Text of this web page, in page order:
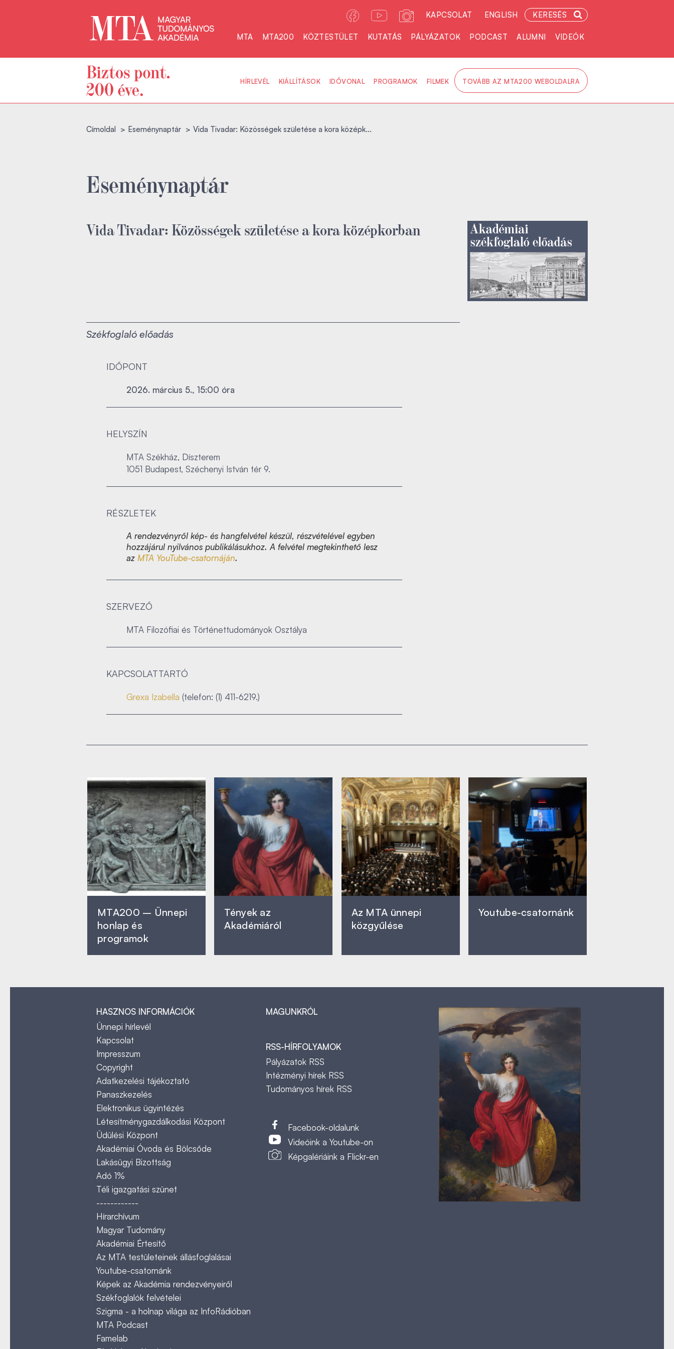
KAPCSOLAT ENGLISH KERESÉS
MTA MTA200 KÖZTESTÜLET KUTATÁS PÁLYÁZATOK PODCAST ALUMNI VIDEÓK
HÍRLEVÉL KIÁLLÍTÁSOK IDŐVONAL PROGRAMOK FILMEK TOVÁBB AZ MTA200 WEBOLDALRA
Címoldal Eseménynaptár Vida Tivadar: Közösségek születése a kora középk...
Eseménynaptár
Vida Tivadar: Közösségek születése a kora középkorban
Székfoglaló előadás
IDŐPONT
2026. március 5., 15:00 óra
HELYSZÍN
MTA Székház, Díszterem
1051 Budapest, Széchenyi István tér 9.
RÉSZLETEK
A rendezvényről kép- és hangfelvétel készül, részvételével egyben
hozzájárul nyilvános publikálásukhoz. A felvétel megtekinthető lesz
az MTA YouTube-csatornáján.
SZERVEZŐ
MTA Filozófiai és Történettudományok Osztálya
KAPCSOLATTARTÓ
Grexa Izabella (telefon: (1) 411-6219.)
MTA200 – Ünnepi
honlap és
programok
Tények az
Akadémiáról
Az MTA ünnepi
közgyűlése
Youtube-csatornánk
HASZNOS INFORMÁCIÓK
Ünnepi hírlevél
Kapcsolat
Impresszum
Copyright
Adatkezelési tájékoztató
Panaszkezelés
Elektronikus ügyintézés
Létesítménygazdálkodási Központ
Üdülési Központ
Akadémiai Óvoda és Bölcsőde
Lakásügyi Bizottság
Adó 1%
Téli igazgatási szünet
------------
Hírarchívum
Magyar Tudomány
Akadémiai Értesítő
Az MTA testületeinek állásfoglalásai
Youtube-csatornánk
Képek az Akadémia rendezvényeiről
Székfoglalók felvételei
Szigma - a holnap világa az InfoRádióban
MTA Podcast
Famelab
MAGUNKRÓL
RSS-HÍRFOLYAMOK
Pályázatok RSS
Intézményi hírek RSS
Tudományos hírek RSS
Facebook-oldalunk
Videóink a Youtube-on
Képgalériáink a Flickr-en